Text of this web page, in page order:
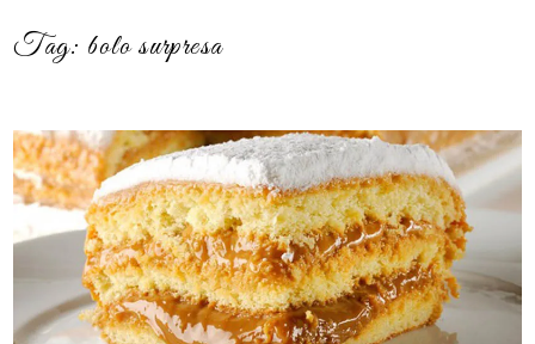
Tag: bolo surpresa
post
thumbnail